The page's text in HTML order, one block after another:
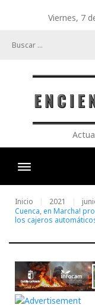
Viernes, 7
Inicio 2021
Cuenca, en Marcha!
los cajeros